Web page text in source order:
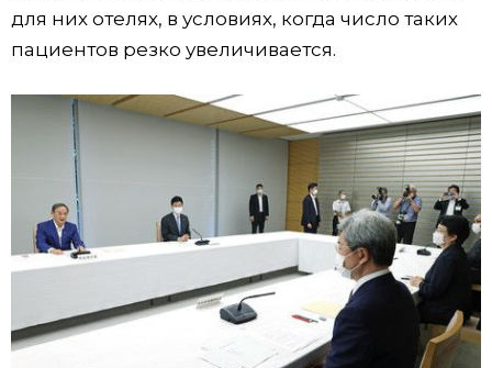
для них отелях, в условиях, когда число таких
пациентов резко увеличивается.